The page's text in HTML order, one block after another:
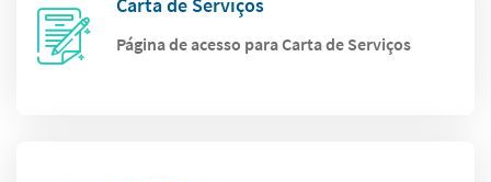
Carta de Serviços
Página de acesso para Carta de Serviços